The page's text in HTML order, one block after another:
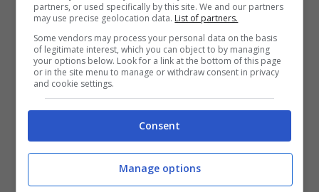
ogni altro ha creduto in lui è possibile ma non
scontato. Anche perché il Bologna chiede
tanto per la sua cessione e negli ultimi giorni
c’è da registrare il blitz a sorpresa di una
big europea.
partners, or used specifically by this site. We and our partners
may use precise geolocation data. List of partners.
Some vendors may process your personal data on the basis
of legitimate interest, which you can object to by managing
your options below. Look for a link at the bottom of this page
or in the site menu to manage or withdraw consent in privacy
and cookie settings.
Consent
Manage options